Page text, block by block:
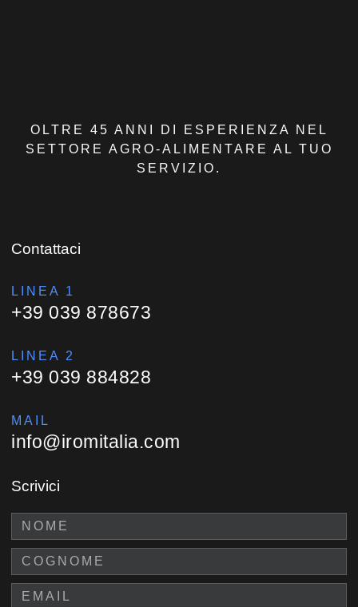
OLTRE 45 ANNI DI ESPERIENZA NEL
SETTORE AGRO-ALIMENTARE AL TUO
SERVIZIO.
Contattaci
LINEA 1
+39 039 878673
LINEA 2
+39 039 884828
MAIL
info@iromitalia.com
Scrivici